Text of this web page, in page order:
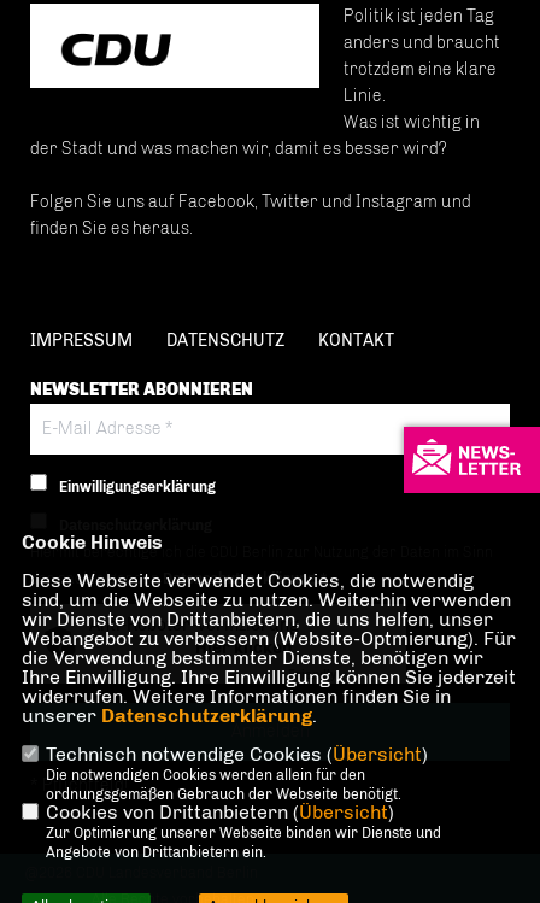
Politik ist jeden Tag
anders und braucht
trotzdem eine klare
Linie.
Was ist wichtig in
der Stadt und was machen wir, damit es besser wird?
Folgen Sie uns auf Facebook, Twitter und Instagram und
finden Sie es heraus.
IMPRESSUM DATENSCHUTZ KONTAKT
NEWSLETTER ABONNIEREN
Einwilligungserklärung
Hiermit berechtige ich die CDU Berlin zur Nutzung der Daten im Sinn
der nachfolgenden Datenschutzerklärung.*
Anti-Roboter-Verifizierung
Hier klicken
Friendly Captcha ⇗
* Pflichtfeld!
Cookie Hinweis
Diese Webseite verwendet Cookies, die notwendig
sind, um die Webseite zu nutzen. Weiterhin verwenden
wir Dienste von Drittanbietern, die uns helfen, unser
Webangebot zu verbessern (Website-Optmierung). Für
die Verwendung bestimmter Dienste, benötigen wir
Ihre Einwilligung. Ihre Einwilligung können Sie jederzeit
widerrufen. Weitere Informationen finden Sie in
unserer Datenschutzerklärung.
Technisch notwendige Cookies (Übersicht)
Die notwendigen Cookies werden allein für den
ordnungsgemäßen Gebrauch der Webseite benötigt.
Cookies von Drittanbietern (Übersicht)
Zur Optimierung unserer Webseite binden wir Dienste und
Angebote von Drittanbietern ein.